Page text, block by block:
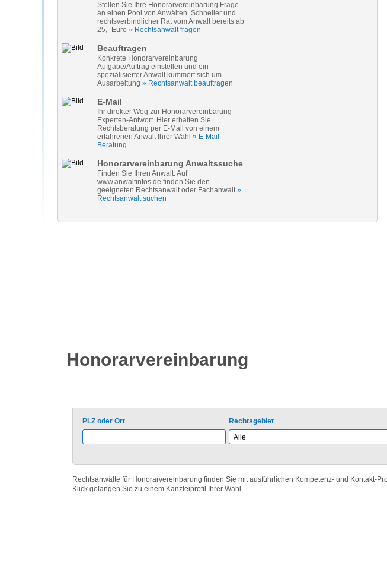
Stellen Sie Ihre Honorarvereinbarung Frage
an einen Pool von Anwälten. Schneller und
rechtsverbindlicher Rat vom Anwalt bereits ab
25,- Euro » Rechtsanwalt fragen
Beauftragen
Konkrete Honorarvereinbarung
Aufgabe/Auftrag einstellen und ein
spezialisierter Anwalt kümmert sich um
Ausarbeitung » Rechtsanwalt beauftragen
E-Mail
Ihr direkter Weg zur Honorarvereinbarung
Experten-Antwort. Hier erhalten Sie
Rechtsberatung per E-Mail von einem
erfahrenen Anwalt Ihrer Wahl » E-Mail
Beratung
Honorarvereinbarung Anwaltssuche
Finden Sie Ihren Anwalt. Auf
www.anwaltinfos.de finden Sie den
geeigneten Rechtsanwalt oder Fachanwalt»
Rechtsanwalt suchen
Honorarvereinbarung
PLZ oder Ort Rechtsgebiet
Rechtsanwälte für Honorarvereinbarung finden Sie mit ausführlichen Kompetenz- und Kontakt-
Klick gelangen Sie zu einem Kanzleiprofil Ihrer Wahl.